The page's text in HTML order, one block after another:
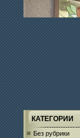
КАТЕГОРИИ
Без рубрики